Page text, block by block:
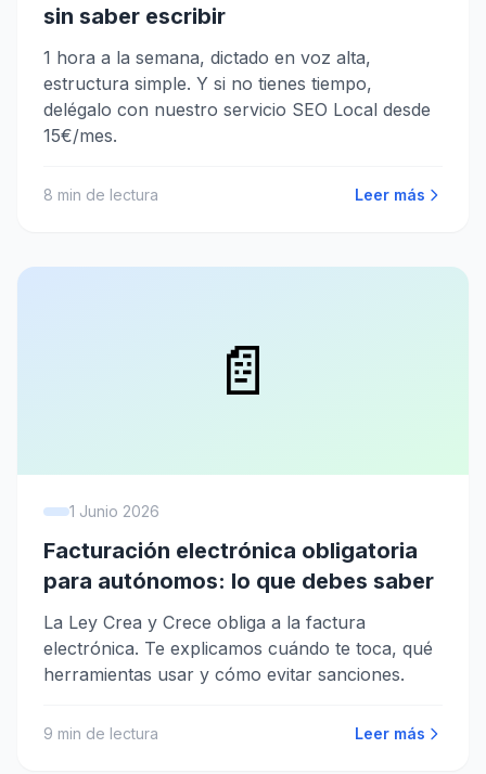
sin saber escribir
1 hora a la semana, dictado en voz alta,
estructura simple. Y si no tienes tiempo,
delégalo con nuestro servicio SEO Local desde
15€/mes.
8 min de lectura Leer más
📄
1 Junio 2026
Facturación electrónica obligatoria
para autónomos: lo que debes saber
La Ley Crea y Crece obliga a la factura
electrónica. Te explicamos cuándo te toca, qué
herramientas usar y cómo evitar sanciones.
9 min de lectura Leer más